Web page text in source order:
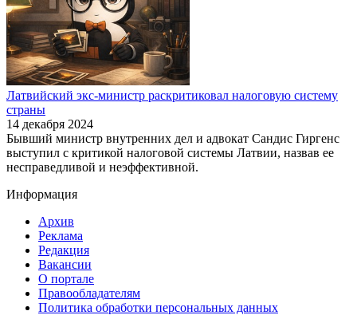
Латвийский экс-министр раскритиковал налоговую систему
страны
14 декабря 2024
Бывший министр внутренних дел и адвокат Сандис Гиргенс
выступил с критикой налоговой системы Латвии, назвав ее
несправедливой и неэффективной.
Информация
Архив
Реклама
Редакция
Вакансии
О портале
Правообладателям
Политика обработки персональных данных